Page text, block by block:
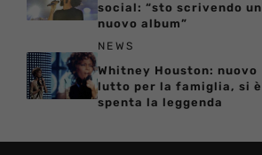
social: “sto scrivendo un
nuovo album”
NEWS
Whitney Houston: nuovo
lutto per la famiglia, si è
spenta la leggenda